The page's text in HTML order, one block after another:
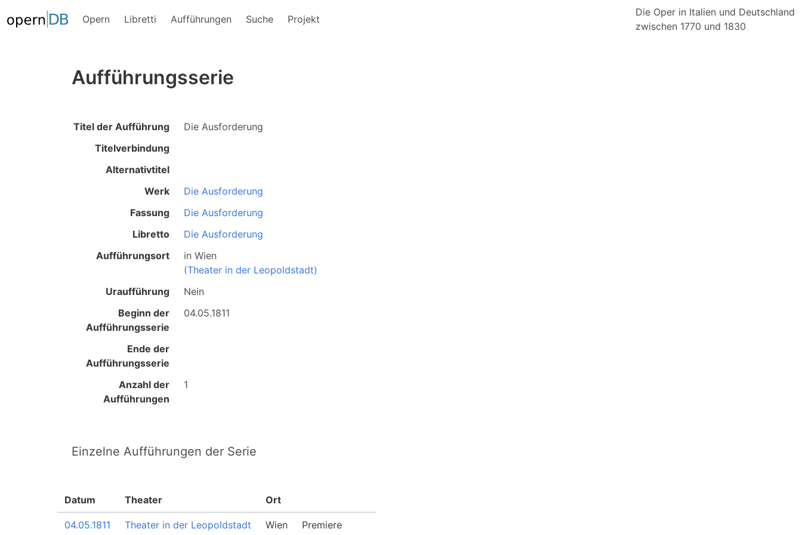
Opern Libretti Aufführungen Suche Projekt
Die Oper in Italien und Deutschland
zwischen 1770 und 1830
Aufführungsserie
Titel der Aufführung
Die Ausforderung
Titelverbindung
Alternativtitel
Werk
Die Ausforderung
Fassung
Die Ausforderung
Libretto
Die Ausforderung
Aufführungsort
in Wien
(Theater in der Leopoldstadt)
Uraufführung
Nein
Beginn der
Aufführungsserie
04.05.1811
Ende der
Aufführungsserie
Anzahl der
Aufführungen
1
Einzelne Aufführungen der Serie
Datum Theater Ort
04.05.1811 Theater in der Leopoldstadt Wien
Premiere